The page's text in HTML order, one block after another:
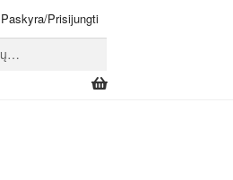
Paskyra/Prisijungti